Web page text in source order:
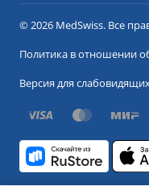
© 2026 MedSwiss. Все
Политика в отношении
Версия для